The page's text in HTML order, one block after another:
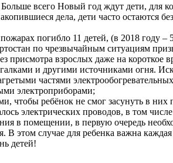
всего Новый год ждут дети, для
дела, дети часто остаются
погибло 11 детей, (в 2018
по чрезвычайным ситуациям
присмотра взрослых даже на короткое
и другими источниками огня.
частями
электроприборами;
чтобы ребёнок не смог засунуть в
электрических проводов, в том
в помещении, в первую очередь
этом случае для ребенка важна каждая
детей!